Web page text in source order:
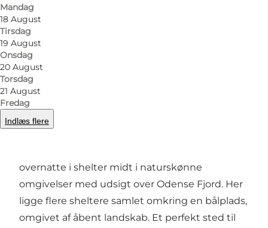
Mandag
18 August
Tirsdag
19 August
Onsdag
20 August
Torsdag
21 August
Fredag
Indlæs flere
©VisitOdense
Overnat i shelter på Stige Ø
overnatte i shelter midt i naturskønne
omgivelser med udsigt over Odense Fjord. Her
ligge flere sheltere samlet omkring en bålplads,
omgivet af åbent landskab. Et perfekt sted til